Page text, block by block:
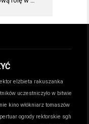
elżbieta rakuszanka
uczestniczyło w bitwie
kino włókniarz tomaszów
ogrody rektorskie sgh